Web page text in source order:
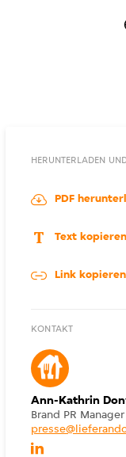
HERUNTERLADEN
PDF
Text kopieren
Link kopieren
KONTAKT
Ann-Kathrin
Brand PR Manager